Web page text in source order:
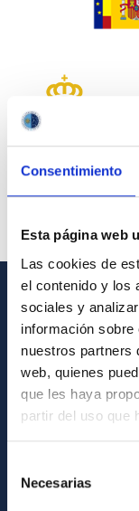
Consentimiento
Esta página web
Las cookies de
el contenido y los
sociales y
información sobre
nuestros partners
web, quienes
que les haya
partir del uso que
Necesarias
GENERAL INFORMATION
Contact
How to get to the
List of personnel
Library
General register